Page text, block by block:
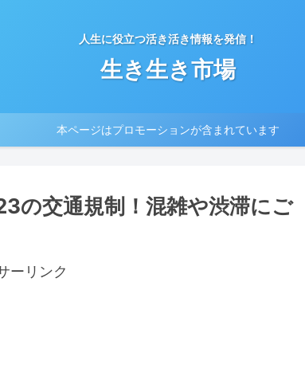
人生に役立つ活き活き情報を発信！
生き生き市場
本ページはプロモーションが含まれています
の交通規制！混雑や渋滞にご
ーリンク